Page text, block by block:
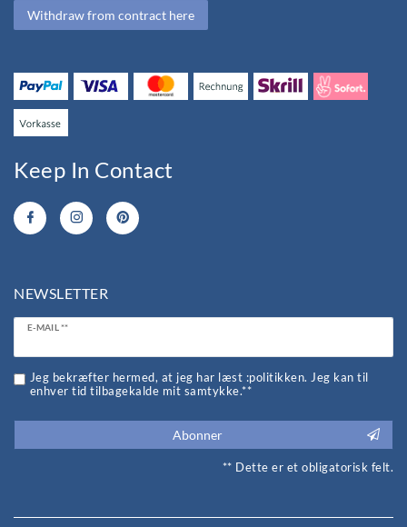
Withdraw from contract here
Keep In Contact
NEWSLETTER
E-MAIL **
Ceres::Template.newsletterHoneypotLabel
Jeg bekræfter hermed, at jeg har læst :politikken. Jeg kan til
enhver tid tilbagekalde mit samtykke.**
Abonner
** Dette er et obligatorisk felt.